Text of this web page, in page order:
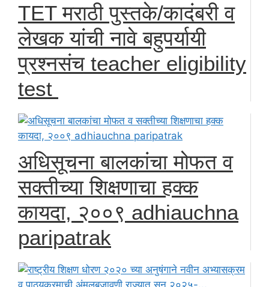
TET मराठी पुस्तके/कादंबरी व
लेखक यांची नावे बहुपर्यायी
प्रश्नसंच teacher eligibility
test
अधिसूचना बालकांचा मोफत व
सक्तीच्या शिक्षणाचा हक्क
कायदा, २००९ adhiauchna
paripatrak